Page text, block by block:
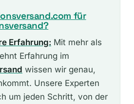
für
Erfahrung: Mit mehr als
Erfahrung im
wissen wir genau,
Unsere Experten
um jeden Schritt, von der